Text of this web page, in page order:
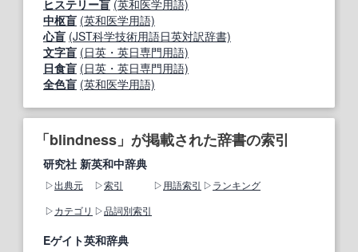
ヒステリー盲 (英和医学用語)
中枢盲 (英和医学用語)
心盲 (JST科学技術用語日英対訳辞書)
文字盲 (日英・英日専門用語)
日食盲 (日英・英日専門用語)
全色盲 (英和医学用語)
「blindness」が掲載された辞書の索引
研究社 新英和中辞典
出典元 索引 用語索引
ランキング
カテゴリ
品詞別索引
Eゲイト英和辞典